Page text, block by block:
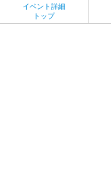
イベント詳細
トップ